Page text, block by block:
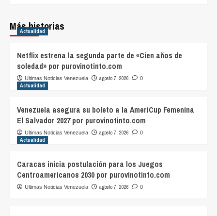
Más historias
Actualidad
Netflix estrena la segunda parte de «Cien años de
soledad» por purovinotinto.com
Ultimas Noticias Venezuela agosto 7, 2026 0
Actualidad
Venezuela asegura su boleto a la AmeriCup Femenina
El Salvador 2027 por purovinotinto.com
Ultimas Noticias Venezuela agosto 7, 2026 0
Actualidad
Caracas inicia postulación para los Juegos
Centroamericanos 2030 por purovinotinto.com
Ultimas Noticias Venezuela agosto 7, 2026 0